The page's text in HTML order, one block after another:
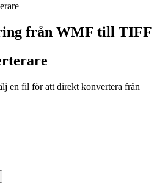
från WMF till TIFF
en fil för att direkt konvertera från